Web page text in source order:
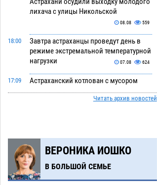
лихача с улицы Никольской
08.08 559
18:00
Завтра астраханцы проведут день в
режиме экстремальной температурной
нагрузки
07.08 624
17:09
Астраханский котлован с мусором
угрожает плодородию Харабалинского
07.08 482
астраханского земельного массива
для льготников
07.08
15:28
Тяга к сверхскоростям обошлась
астраханской логистической
Читать архив новостей
ВЕРОНИКА ИОШКО
В БОЛЬШОЙ СЕМЬЕ